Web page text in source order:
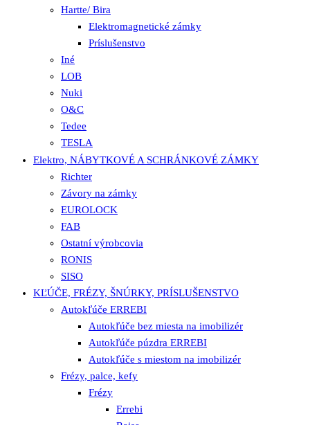
Hartte/ Bira
Elektromagnetické zámky
Príslušenstvo
Iné
LOB
Nuki
O&C
Tedee
TESLA
Elektro, NÁBYTKOVÉ A SCHRÁNKOVÉ ZÁMKY
Richter
Závory na zámky
EUROLOCK
FAB
Ostatní výrobcovia
RONIS
SISO
KĽÚČE, FRÉZY, ŠNÚRKY, PRÍSLUŠENSTVO
Autokľúče ERREBI
Autokľúče bez miesta na imobilizér
Autokľúče púzdra ERREBI
Autokľúče s miestom na imobilizér
Frézy, palce, kefy
Frézy
Errebi